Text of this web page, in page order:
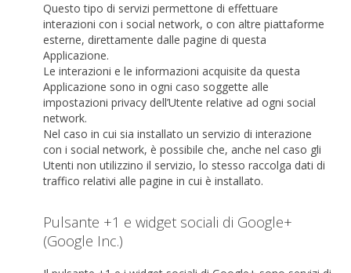
Questo tipo di servizi permettone di effettuare
interazioni con i social network, o con altre piattaforme
esterne, direttamente dalle pagine di questa
Applicazione.
Le interazioni e le informazioni acquisite da questa
Applicazione sono in ogni caso soggette alle
impostazioni privacy dell’Utente relative ad ogni social
network.
Nel caso in cui sia installato un servizio di interazione
con i social network, è possibile che, anche nel caso gli
Utenti non utilizzino il servizio, lo stesso raccolga dati di
traffico relativi alle pagine in cui è installato.
Pulsante +1 e widget sociali di Google+
(Google Inc.)